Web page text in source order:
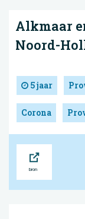
Alkmaar
Noord-
5 jaar
Corona